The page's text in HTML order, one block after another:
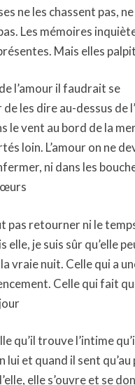
ne les chassent pas,
Les mémoires
Mais elles
l’amour il faudrait se
les dire au-dessus de
le vent au bord de la
loin. L’amour on ne
ni dans les
pas retourner ni le
elle, je suis sûr qu’elle
vraie nuit. Celle qui a
Celle qui fait
qu’il trouve l’intime
lui et quand il sent qu’au
elle s’ouvre et se